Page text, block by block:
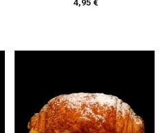
4,95 €